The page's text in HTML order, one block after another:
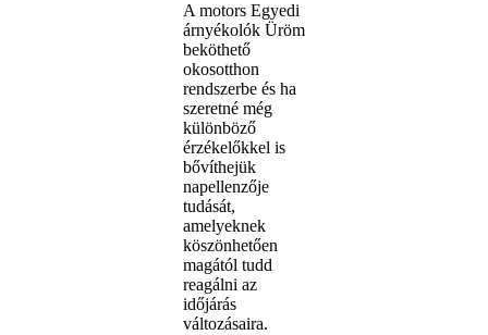
A motors Egyedi
árnyékolók Üröm
beköthető
okosotthon
rendszerbe és ha
szeretné még
különböző
érzékelőkkel is
bővíthejük
napellenzője
tudását,
amelyeknek
köszönhetően
magától tudd
reagálni az
időjárás
változásaira.